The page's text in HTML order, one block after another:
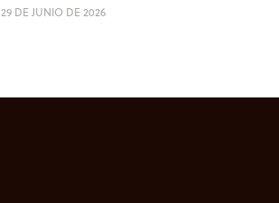
29 DE JUNIO DE 2026